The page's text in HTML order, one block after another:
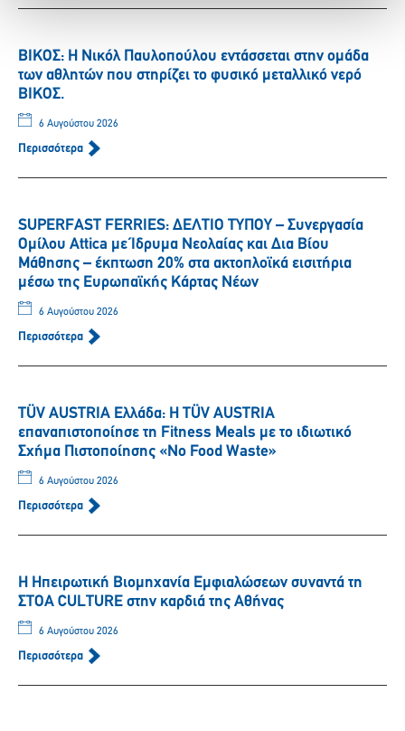
ΒΙΚΟΣ: Η Νικόλ Παυλοπούλου εντάσσεται στην ομάδα
των αθλητών που στηρίζει το φυσικό μεταλλικό νερό
ΒΙΚΟΣ.
6 Αυγούστου 2026
Περισσότερα
SUPERFAST FERRIES: ΔΕΛΤΙΟ ΤΥΠΟΥ – Συνεργασία
Ομίλου Attica με Ίδρυμα Νεολαίας και Δια Βίου
Μάθησης – έκπτωση 20% στα ακτοπλοϊκά εισιτήρια
μέσω της Ευρωπαϊκής Κάρτας Νέων
6 Αυγούστου 2026
Περισσότερα
TÜV AUSTRIA Ελλάδα: Η TÜV AUSTRIA
επαναπιστοποίησε τη Fitness Meals με το ιδιωτικό
Σχήμα Πιστοποίησης «No Food Waste»
6 Αυγούστου 2026
Περισσότερα
Η Ηπειρωτική Βιομηχανία Εμφιαλώσεων συναντά τη
ΣΤΟΑ CULTURE στην καρδιά της Αθήνας
6 Αυγούστου 2026
Περισσότερα